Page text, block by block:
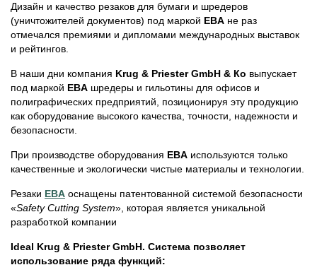
Дизайн и качество резаков для бумаги и шредеров
(уничтожителей документов) под маркой EBA не раз
отмечался премиями и дипломами международных выставок
и рейтингов.
В наши дни компания Krug & Priester GmbH & Ко выпускает
под маркой EBA шредеры и гильотины для офисов и
полиграфических предприятий, позиционируя эту продукцию
как оборудование высокого качества, точности, надежности и
безопасности.
При производстве оборудования EBA используются только
качественные и экологически чистые материалы и технологии.
Резаки EBA оснащены патентованной системой безопасности
«Safety Cutting System», которая является уникальной
разработкой компании
Ideal Krug & Priester GmbH. Система позволяет
использование ряда функций: